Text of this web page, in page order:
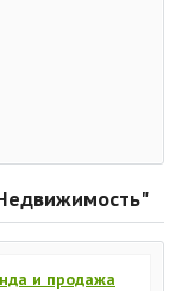
и продажа